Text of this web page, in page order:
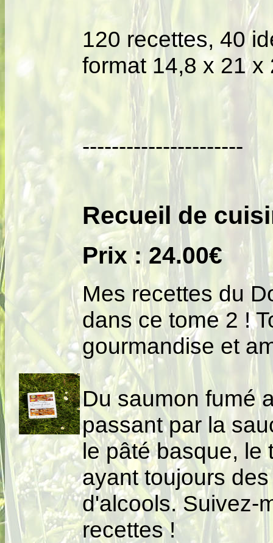
120 recettes, 40
format 14,8 x 21
----------------------
Recueil de
Prix : 24.00€
Mes recettes du
dans ce tome 2 !
gourmandise et
Du saumon fumé
passant par la
le pâté basque, le
ayant toujours
d'alcools. Suivez-
recettes !